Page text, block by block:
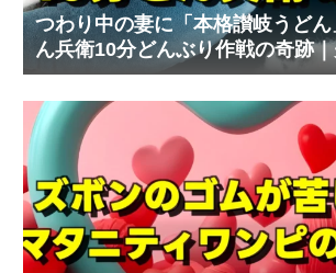
つわり中の妻に「本格讃岐うど
ん兵衛10分どんぶり作戦の奇跡
験記⑧